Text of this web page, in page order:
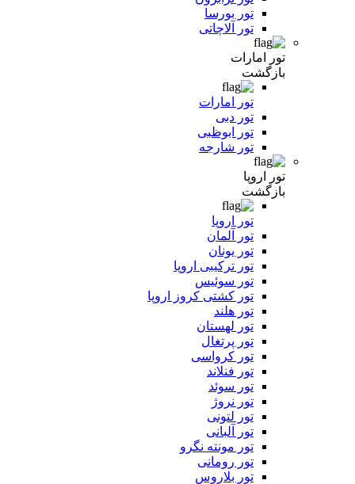
تور بورسا
تور آلاچاتی
تور امارات
بازگشت
تور امارات
تور دبی
تور ابوظبی
تور شارجه
تور اروپا
بازگشت
تور اروپا
تور آلمان
تور یونان
تور ترکیبی اروپا
تور سوئیس
تور کشتی کروز اروپا
تور هلند
تور لهستان
تور پرتغال
تور کرواسی
تور فنلاند
تور سوئد
تور نروژ
تور لتونی
تور آلبانی
تور مونته نگرو
تور رومانی
تور بلاروس